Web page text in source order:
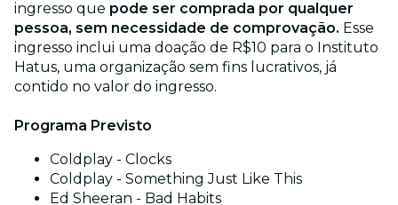
ingresso que pode ser comprada por qualquer
pessoa, sem necessidade de comprovação. Esse
ingresso inclui uma doação de R$10 para o Instituto
Hatus, uma organização sem fins lucrativos, já
contido no valor do ingresso.
Programa Previsto
Coldplay - Clocks
Coldplay - Something Just Like This
Ed Sheeran - Bad Habits